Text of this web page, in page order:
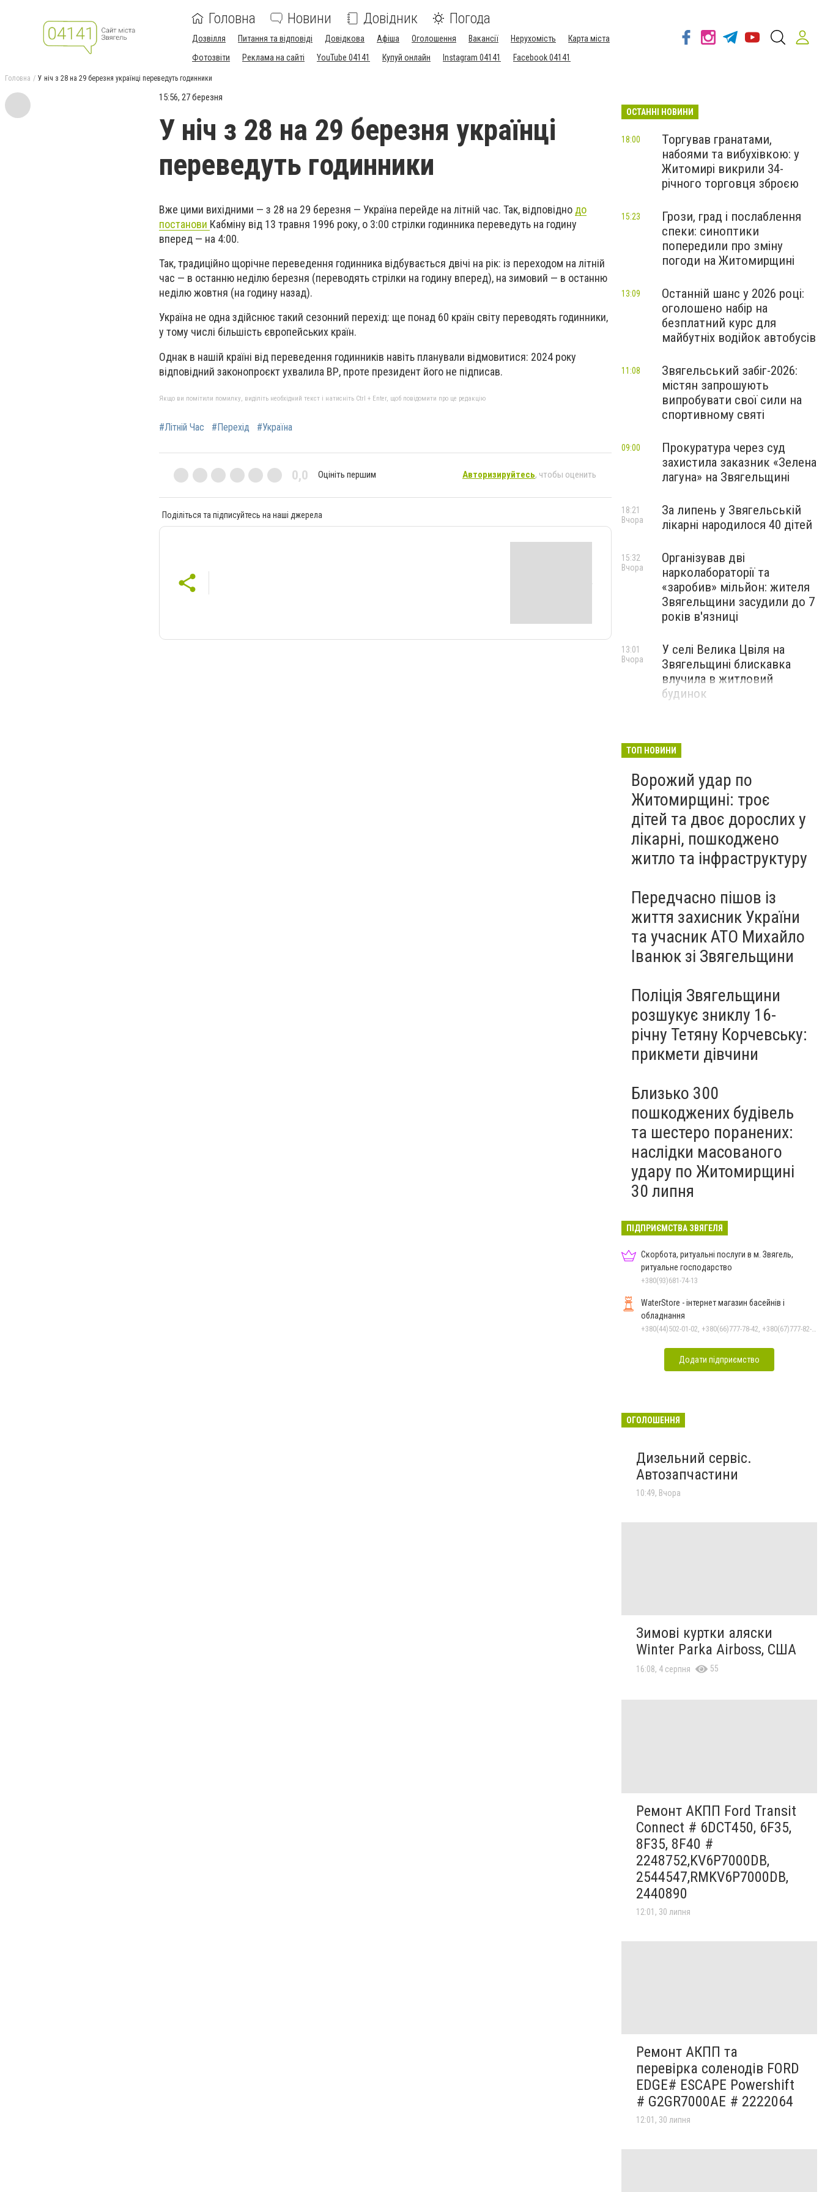
Головна Новини Довідник Погода
Дозвілля Питання та відповіді Довідкова Афіша Оголошення Вакансії Нерухомість
Карта міста
Фотозвіти
Реклама на сайті YouTube 04141 Купуй онлайн Instagram 04141 Facebook 04141
Головна У ніч з 28 на 29 березня українці переведуть годинники
15:56, 27 березня
У ніч з 28 на 29 березня українці
переведуть годинники
Вже цими вихідними — з 28 на 29 березня — Україна перейде на літній час. Так, відповідно до
постанови Кабміну від 13 травня 1996 року, о 3:00 стрілки годинника переведуть на годину
вперед — на 4:00.
Так, традиційно щорічне переведення годинника відбувається двічі на рік: із переходом на літній
час — в останню неділю березня (переводять стрілки на годину вперед), на зимовий — в останню
неділю жовтня (на годину назад).
Україна не одна здійснює такий сезонний перехід: ще понад 60 країн світу переводять годинники,
у тому числі більшість європейських країн.
Однак в нашій країні від переведення годинників навіть планували відмовитися: 2024 року
відповідний законопроєкт ухвалила ВР, проте президент його не підписав.
Якщо ви помітили помилку, виділіть необхідний текст і натисніть Ctrl + Enter, щоб повідомити про це редакцію
#Літній Час #Перехід #Україна
0,0 Оцініть першим Авторизируйтесь, чтобы оценить
Поділіться та підписуйтесь на наші джерела
ОСТАННІ НОВИНИ
Торгував гранатами,
набоями та вибухівкою: у
Житомирі викрили 34-
річного торговця зброєю
18:00
Грози, град і послаблення
спеки: синоптики
попередили про зміну
погоди на Житомирщині
15:23
Останній шанс у 2026 році:
оголошено набір на
безплатний курс для
майбутніх водійок автобусів
13:09
Звягельський забіг-2026:
містян запрошують
випробувати свої сили на
спортивному святі
11:08
Прокуратура через суд
захистила заказник «Зелена
лагуна» на Звягельщині
09:00
За липень у Звягельській
лікарні народилося 40 дітей
18:21
Вчора
Організував дві
нарколабораторії та
«заробив» мільйон: жителя
Звягельщини засудили до 7
років в'язниці
15:32
Вчора
У селі Велика Цвіля на
Звягельщині блискавка
влучила в житловий
будинок
13:01
Вчора
ТОП НОВИНИ
Ворожий удар по
Житомирщині: троє
дітей та двоє дорослих у
лікарні, пошкоджено
житло та інфраструктуру
Передчасно пішов із
життя захисник України
та учасник АТО Михайло
Іванюк зі Звягельщини
Поліція Звягельщини
розшукує зниклу 16-
річну Тетяну Корчевську:
прикмети дівчини
Близько 300
пошкоджених будівель
та шестеро поранених:
наслідки масованого
удару по Житомирщині
30 липня
ПІДПРИЄМСТВА ЗВЯГЕЛЯ
Скорбота, ритуальні послуги в м. Звягель,
ритуальне господарство
+380(93)681-74-13
WaterStore - інтернет магазин басейнів і
обладнання
+380(44)502-01-02, +380(66)777-78-42, +380(67)777-82-19, +380(67)890-80-80, +380(73)890-80-80, +380(44)502-01-03
Додати підприємство
ОГОЛОШЕННЯ
Дизельний сервіс.
Автозапчастини
10:49, Вчора
Зимові куртки аляски
Winter Parka Airboss, США
16:08, 4 серпня 55
Ремонт АКПП Ford Transit
Connect # 6DCT450, 6F35,
8F35, 8F40 #
2248752,KV6P7000DB,
2544547,RMKV6P7000DB,
2440890
12:01, 30 липня
Ремонт АКПП та
перевірка соленодів FORD
EDGE# ESCAPE Powershift
# G2GR7000AE # 2222064
12:01, 30 липня